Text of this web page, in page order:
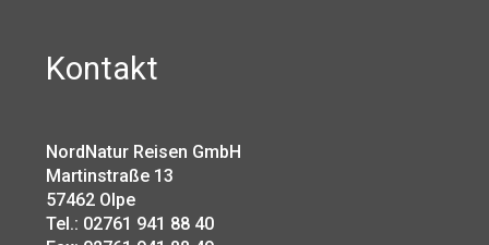
Kontakt
NordNatur Reisen GmbH
Martinstraße 13
57462 Olpe
Tel.: 02761 941 88 40